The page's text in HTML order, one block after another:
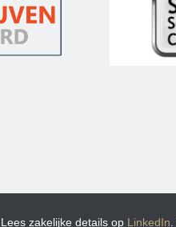
. Lees zakelijke details op LinkedIn